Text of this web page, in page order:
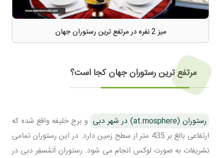
میز 2 نفره در مرتفع ترین رستوران جهان
مرتفع ترین رستوران جهان کجا است؟
رستوران (at.mosphere) در شهر دبی
و برج خلیفه واقع شده که
ارتفاعی بالغ بر 435 متر از سطح زمین دارد. در این رستوران تمامی
تشریفات به صورت لوکس انجام می شود. رستوران اَتمُسفِر دبی در